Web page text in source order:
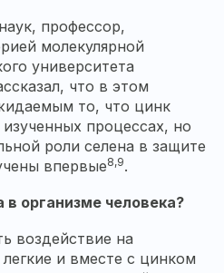
профессор,
молекулярной
университета
что в этом
то, что цинк
процессах, но
роли селена в защите
впервые8,9.
организме человека?
воздействие на
и вместе с цинком